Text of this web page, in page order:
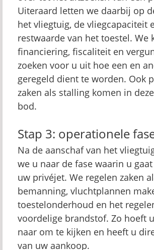
Uiteraard letten we daarbij op
het vliegtuig, de vliegcapaciteit
restwaarde van het toestel. We
financiering, fiscaliteit en
zoeken voor u uit hoe een en
geregeld dient te worden. Ook
zaken als stalling komen in
bod.
Stap 3: operationele
Na de aanschaf van het
we u naar de fase waarin u
uw privéjet. We regelen zaken
bemanning, vluchtplannen
toestelonderhoud en het
voordelige brandstof. Zo hoeft
naar om te kijken en heeft u
van uw aankoop.